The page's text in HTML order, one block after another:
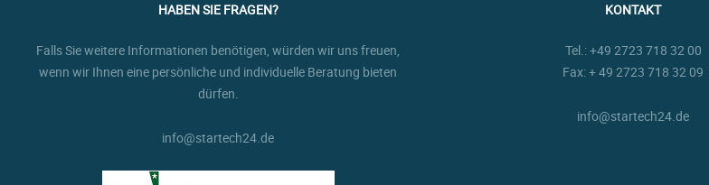
HABEN SIE FRAGEN?
Falls Sie weitere Informationen benötigen, würden wir uns freuen,
wenn wir Ihnen eine persönliche und individuelle Beratung bieten
dürfen.
info@startech24.de
KONTAKT
Tel.:+49 2723 718 32 00
Fax: + 49 2723 718 32 09
info@startech24.de